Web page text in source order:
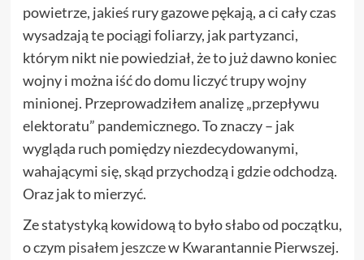
powietrze, jakieś rury gazowe pękają, a ci cały czas
wysadzają te pociągi foliarzy, jak partyzanci,
którym nikt nie powiedział, że to już dawno koniec
wojny i można iść do domu liczyć trupy wojny
minionej. Przeprowadziłem analizę „przepływu
elektoratu” pandemicznego. To znaczy – jak
wygląda ruch pomiędzy niezdecydowanymi,
wahającymi się, skąd przychodzą i gdzie odchodzą.
Oraz jak to mierzyć.
Ze statystyką kowidową to było słabo od początku,
o czym pisałem jeszczew Kwarantannie Pierwszej.